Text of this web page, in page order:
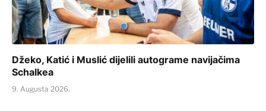
Džeko, Katić i Muslić dijelili autograme navijačima
Schalkea
9. Augusta 2026.